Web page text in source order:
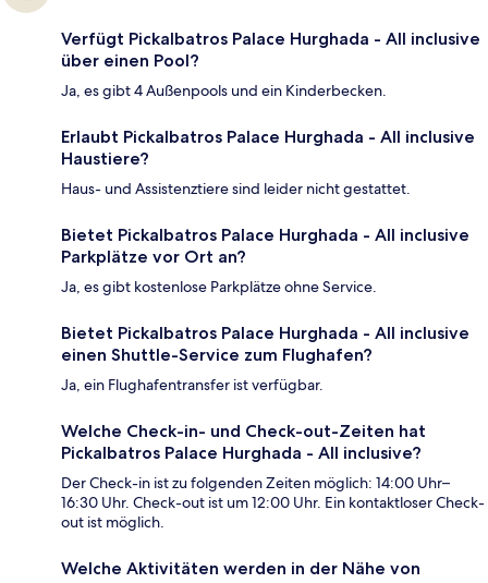
Verfügt Pickalbatros Palace Hurghada - All inclusive
über einen Pool?
Ja, es gibt 4 Außenpools und ein Kinderbecken.
Erlaubt Pickalbatros Palace Hurghada - All inclusive
Haustiere?
Haus- und Assistenztiere sind leider nicht gestattet.
Bietet Pickalbatros Palace Hurghada - All inclusive
Parkplätze vor Ort an?
Ja, es gibt kostenlose Parkplätze ohne Service.
Bietet Pickalbatros Palace Hurghada - All inclusive
einen Shuttle-Service zum Flughafen?
Ja, ein Flughafentransfer ist verfügbar.
Welche Check-in- und Check-out-Zeiten hat
Pickalbatros Palace Hurghada - All inclusive?
Der Check-in ist zu folgenden Zeiten möglich: 14:00 Uhr–
16:30 Uhr. Check-out ist um 12:00 Uhr. Ein kontaktloser Check-
out ist möglich.
Welche Aktivitäten werden in der Nähe von